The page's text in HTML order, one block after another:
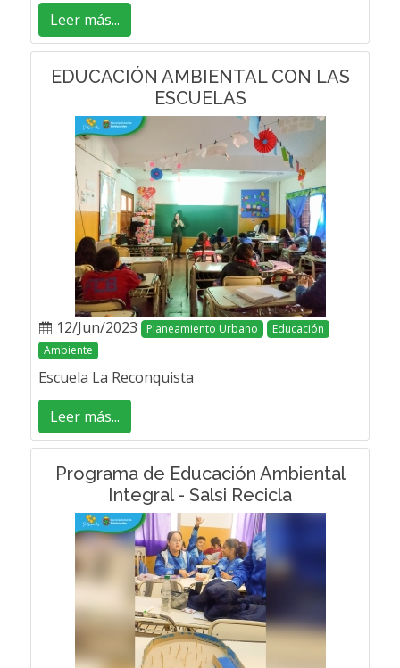
Leer más...
EDUCACIÓN AMBIENTAL CON LAS
ESCUELAS
12/Jun/2023 Planeamiento Urbano
Educación
Ambiente
Escuela La Reconquista
Leer más...
Programa de Educación Ambiental
Integral - Salsi Recicla